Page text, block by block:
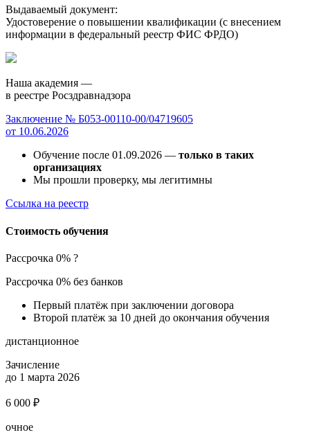
Выдаваемый документ:
Удостоверение о повышении квалификации (с внесением
информации в федеральный реестр ФИС ФРДО)
Наша академия —
в реестре Росздравнадзора
Заключение № Б053-00110-00/04719605
от 10.06.2026
Обучение после 01.09.2026 — только в таких
организациях
Мы прошли проверку, мы легитимны
Ссылка на реестр
Стоимость обучения
Рассрочка 0% ?
Рассрочка 0% без банков
Первый платёж при заключении договора
Второй платёж за 10 дней до окончания обучения
дистанционное
Зачисление
до 1 марта 2026
6 000 ₽
очное